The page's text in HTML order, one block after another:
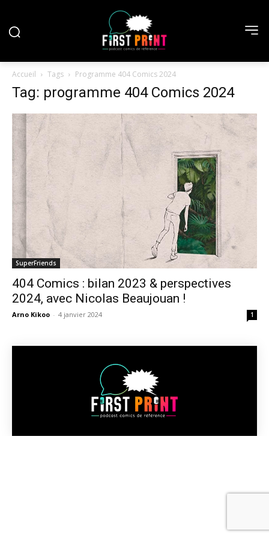
Accueil Tags Programme 404 Comics 2024
Tag: programme 404 Comics 2024
SuperFriends
404 Comics : bilan 2023 & perspectives
2024, avec Nicolas Beaujouan !
Arno Kikoo - 4 janvier 2024 1